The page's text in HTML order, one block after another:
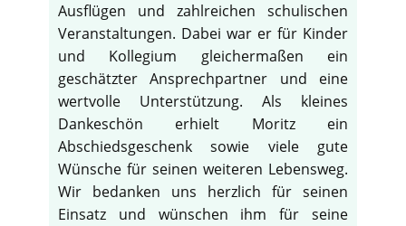
Ausflügen und zahlreichen schulischen
Veranstaltungen. Dabei war er für Kinder
und Kollegium gleichermaßen ein
geschätzter Ansprechpartner und eine
wertvolle Unterstützung. Als kleines
Dankeschön erhielt Moritz ein
Abschiedsgeschenk sowie viele gute
Wünsche für seinen weiteren Lebensweg.
Wir bedanken uns herzlich für seinen
Einsatz und wünschen ihm für seine